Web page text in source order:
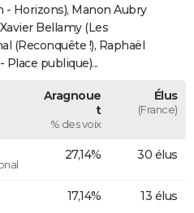
- Horizons), Manon Aubry
Bellamy (Les
(Reconquête !), Raphaël
publique)...
Aragnoue
t
% des voix
Élus
(France)
27,14% 30 élus
17,14% 13 élus